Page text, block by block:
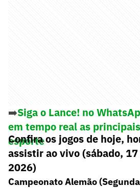
➡️Siga o Lance! no
em tempo real as
esporte
Confira os jogos de hoje,
assistir ao vivo (sábado,
2026)
Campeonato Alemão